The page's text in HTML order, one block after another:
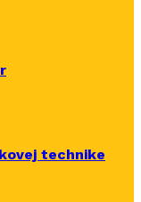
technike